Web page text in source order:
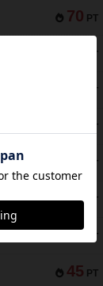
70 PT
PT
PT
PT
PT
45 PT
45 PT
45 PT